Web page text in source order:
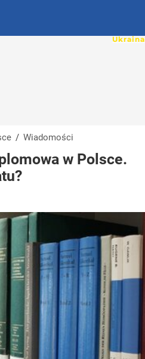
/ Wiadomości
w Polsce.